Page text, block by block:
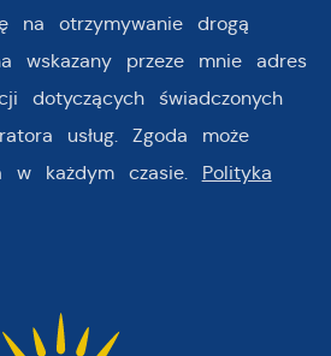
na otrzymywanie drogą
wskazany przeze mnie adres
dotyczących świadczonych
usług. Zgoda może
w każdym czasie. Polityka